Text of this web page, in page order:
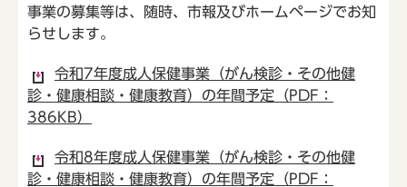
事業の募集等は、随時、市報及びホームページでお知
らせします。
令和7年度成人保健事業（がん検診・その他健
診・健康相談・健康教育）の年間予定（PDF：
386KB）
令和8年度成人保健事業（がん検診・その他健
診・健康相談・健康教育）の年間予定（PDF：